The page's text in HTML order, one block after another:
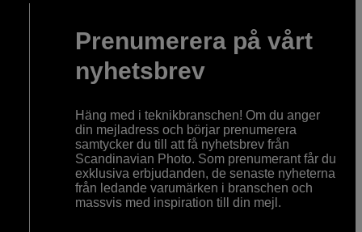
Prenumerera på vårt
nyhetsbrev
Häng med i teknikbranschen! Om du anger
din mejladress och börjar prenumerera
samtycker du till att få nyhetsbrev från
Scandinavian Photo. Som prenumerant får du
exklusiva erbjudanden, de senaste nyheterna
från ledande varumärken i branschen och
massvis med inspiration till din mejl.